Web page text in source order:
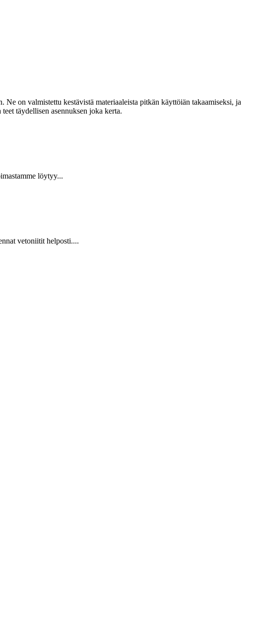
on valmistettu kestävistä materiaaleista pitkän käyttöiän takaamiseksi, ja
täydellisen asennuksen joka kerta.
löytyy...
vetoniitit helposti....